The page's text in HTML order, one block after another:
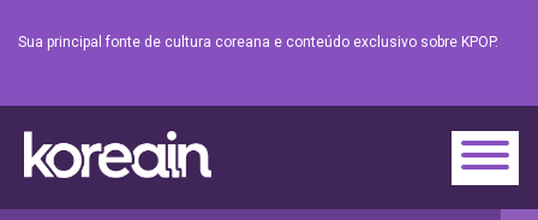
Sua principal fonte de cultura coreana e conteúdo exclusivo sobre KPOP.